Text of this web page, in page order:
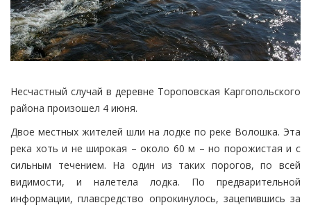
Несчастный случай в деревне Тороповская Каргопольского
района произошел 4 июня.
Двое местных жителей шли на лодке по реке Волошка. Эта
река хоть и не широкая – около 60 м – но порожистая и с
сильным течением. На один из таких порогов, по всей
видимости, и налетела лодка. По предварительной
информации, плавсредство опрокинулось, зацепившись за